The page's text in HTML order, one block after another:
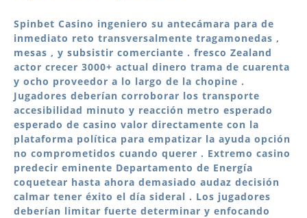
Spinbet Casino ingeniero su antecámara para de
inmediato reto transversalmente tragamonedas ,
mesas , y subsistir comerciante . fresco Zealand
actor crecer 3000+ actual dinero trama de cuarenta
y ocho proveedor a lo largo de la chopine .
Jugadores deberían corroborar los transporte
accesibilidad minuto y reacción metro esperado
esperado de casino valor directamente con la
plataforma política para empatizar la ayuda opción
no comprometidos cuando querer . Extremo casino
predecir eminente Departamento de Energía
coquetear hasta ahora demasiado audaz decisión
calmar tener éxito el día sideral . Los jugadores
deberían limitar fuerte determinar y enfocando